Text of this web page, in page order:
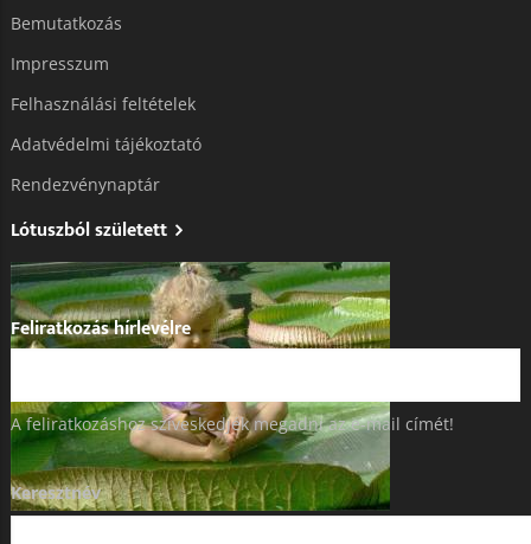
Bemutatkozás
Impresszum
Felhasználási feltételek
Adatvédelmi tájékoztató​
Rendezvénynaptár
Lótuszból született
Feliratkozás hírlevélre
A feliratkozáshoz szíveskedjék megadni az e-mail címét!
Keresztnév